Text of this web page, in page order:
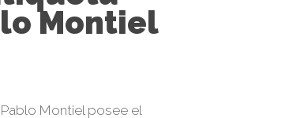
Montiel
Montiel posee el